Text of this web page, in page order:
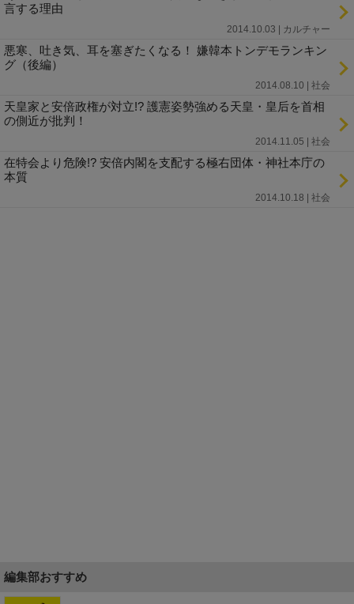
言する理由
2014.10.03 | カルチャー
悪寒、吐き気、耳を塞ぎたくなる！ 嫌韓本トンデモランキン
グ（後編）
2014.08.10 | 社会
天皇家と安倍政権が対立!? 護憲姿勢強める天皇・皇后を首相
の側近が批判！
2014.11.05 | 社会
在特会より危険!? 安倍内閣を支配する極右団体・神社本庁の
本質
2014.10.18 | 社会
編集部おすすめ